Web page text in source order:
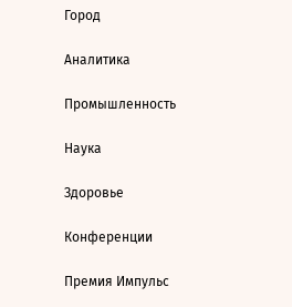
Город
Аналитика
Промышленность
Наука
Здоровье
Конференции
Премия Импульс